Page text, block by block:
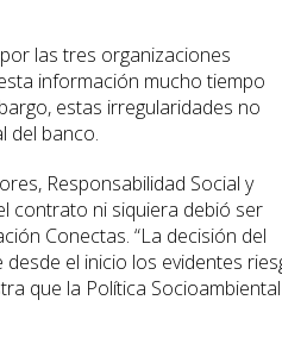
las tres organizaciones
información mucho tiempo
estas irregularidades no
del banco.
Responsabilidad Social y
contrato ni siquiera debió ser
Conectas. “La decisión del
el inicio los evidentes
que la Política